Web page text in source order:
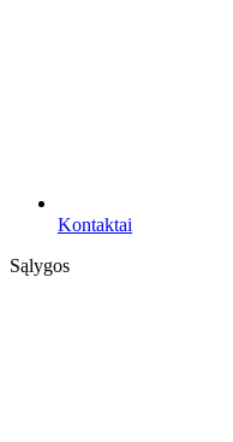
Kontaktai
Sąlygos